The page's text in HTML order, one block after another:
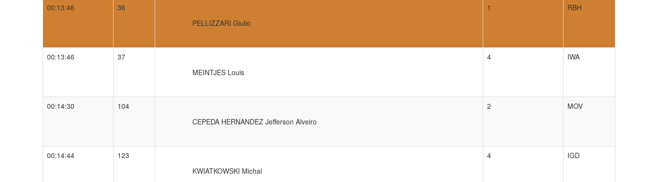
00:13:46
36
PELLIZZARI Giulio
1 RBH
00:13:46
37
MEINTJES Louis
4 IWA
00:14:30
104
CEPEDA HERNANDEZ Jefferson Alveiro
2 MOV
00:14:44
123
KWIATKOWSKI Michal
4 IGD